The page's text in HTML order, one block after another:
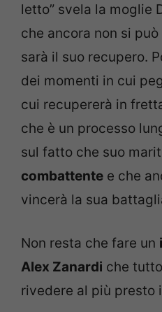
letto” svela la moglie
che ancora non si
sarà il suo recupero.
dei momenti in cui
cui recupererà in
che è un processo
sul fatto che suo
combattente e che
vincerà la sua
Non resta che fare un
Alex Zanardi che
rivedere al più presto